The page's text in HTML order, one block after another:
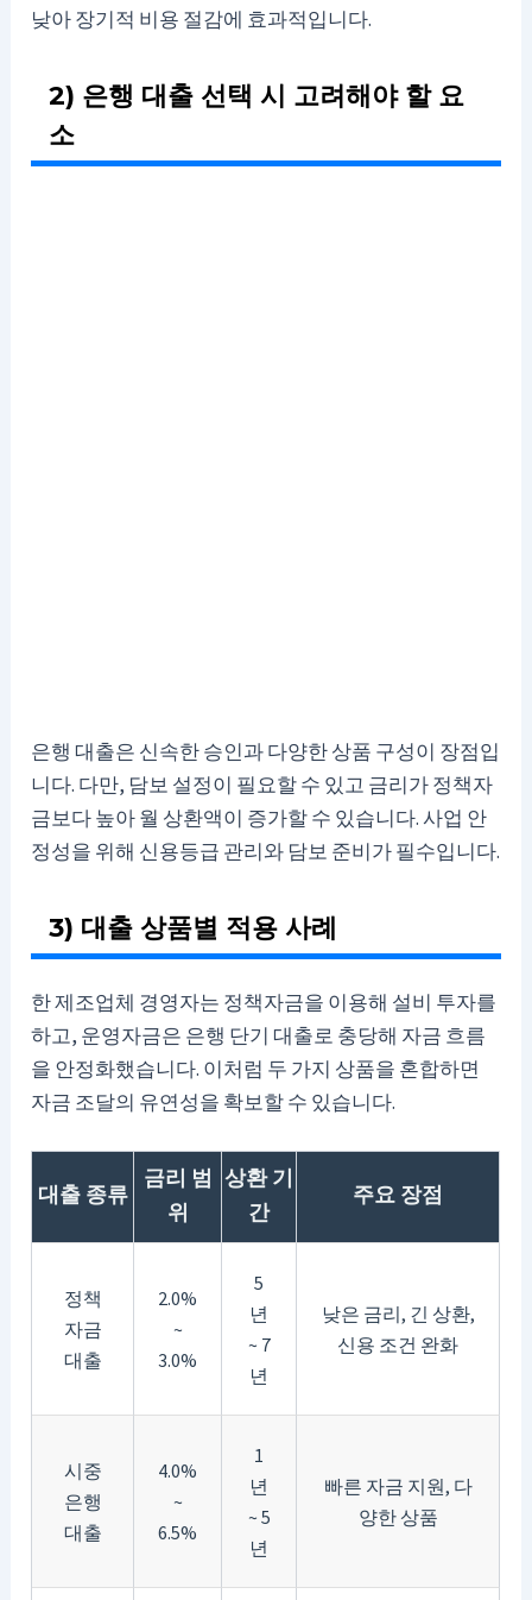
낮아 장기적 비용 절감에 효과적입니다.
2) 은행 대출 선택 시 고려해야 할 요
소
은행 대출은 신속한 승인과 다양한 상품 구성이 장점입
니다. 다만, 담보 설정이 필요할 수 있고 금리가 정책자
금보다 높아 월 상환액이 증가할 수 있습니다. 사업 안
정성을 위해 신용등급 관리와 담보 준비가 필수입니다.
3) 대출 상품별 적용 사례
한 제조업체 경영자는 정책자금을 이용해 설비 투자를
하고, 운영자금은 은행 단기 대출로 충당해 자금 흐름
을 안정화했습니다. 이처럼 두 가지 상품을 혼합하면
자금 조달의 유연성을 확보할 수 있습니다.
대출 종류
금리 범
위
상환 기
간
주요 장점
정책
자금
대출
2.0%
~
3.0%
5
년
~ 7
년
낮은 금리, 긴 상환,
신용 조건 완화
시중
은행
대출
4.0%
~
6.5%
1
년
~ 5
년
빠른 자금 지원, 다
양한 상품